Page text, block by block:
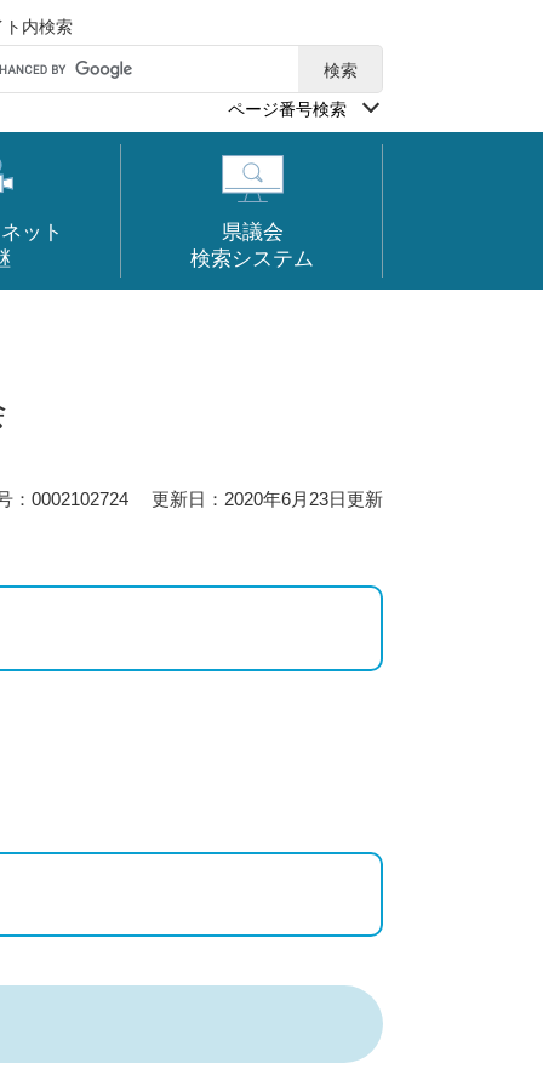
ト内検索
ページ番号検索
ット
県議会
検索システム
：0002102724 更新日：2020年6月23日更新